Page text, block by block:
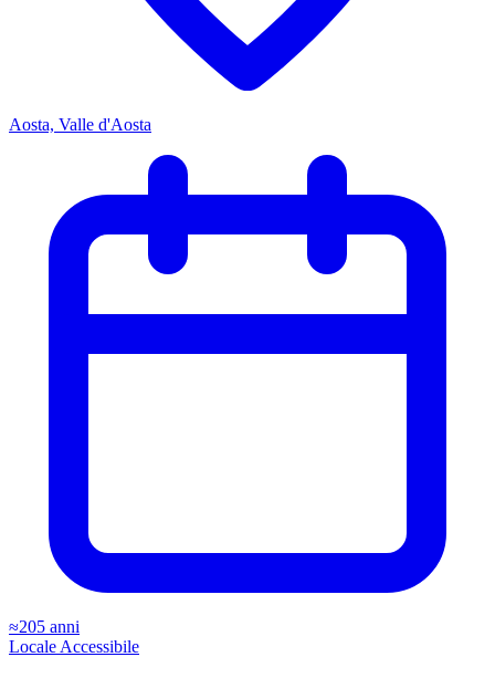
Aosta, Valle d'Aosta
≈205 anni
Locale Accessibile